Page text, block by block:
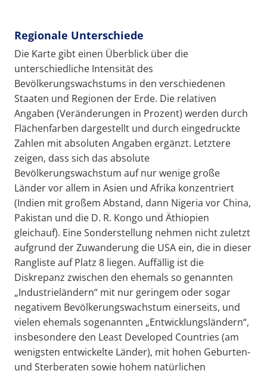
Regionale Unterschiede
Die Karte gibt einen Überblick über die
unterschiedliche Intensität des
Bevölkerungswachstums in den verschiedenen
Staaten und Regionen der Erde. Die relativen
Angaben (Veränderungen in Prozent) werden durch
Flächenfarben dargestellt und durch eingedruckte
Zahlen mit absoluten Angaben ergänzt. Letztere
zeigen, dass sich das absolute
Bevölkerungswachstum auf nur wenige große
Länder vor allem in Asien und Afrika konzentriert
(Indien mit großem Abstand, dann Nigeria vor China,
Pakistan und die D. R. Kongo und Äthiopien
gleichauf). Eine Sonderstellung nehmen nicht zuletzt
aufgrund der Zuwanderung die USA ein, die in dieser
Rangliste auf Platz 8 liegen. Auffällig ist die
Diskrepanz zwischen den ehemals so genannten
„Industrieländern“ mit nur geringem oder sogar
negativem Bevölkerungswachstum einerseits, und
vielen ehemals sogenannten „Entwicklungsländern“,
insbesondere den Least Developed Countries (am
wenigsten entwickelte Länder), mit hohen Geburten-
und Sterberaten sowie hohem natürlichen